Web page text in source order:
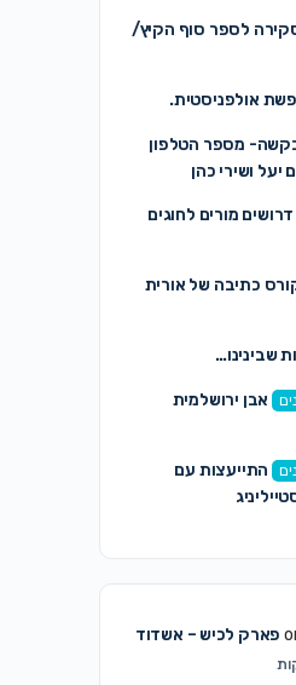
לספר סוף הקיץ/
אולפניסטית.
מספר הטלפון
ושירי כהן
דרושים מורים לחוגים
כתיבה של אורית
שבינינו…
אבן ירושלמית
התייעצות עם
פארק לכיש – אשדוד